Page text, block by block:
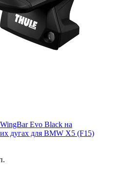
Evo Black на
дугах для BMW X5 (F15)